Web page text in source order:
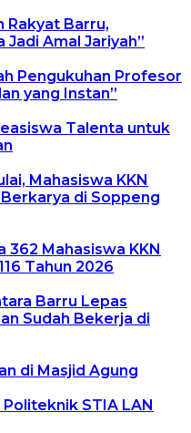
Rakyat Barru,
Jadi Amal Jariyah”
Pengukuhan Profesor
yang Instan”
Talenta untuk
Mahasiswa KKN
di Soppeng
362 Mahasiswa KKN
Tahun 2026
Barru Lepas
Sudah Bekerja di
di Masjid Agung
STIA LAN